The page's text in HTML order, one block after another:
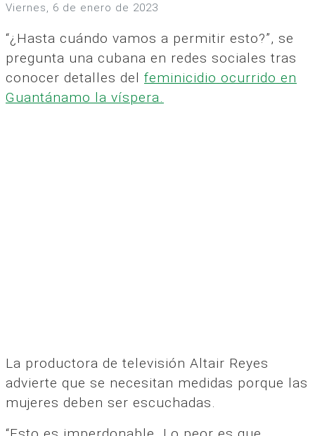
viernes, 6 de enero de 2023
“¿Hasta cuándo vamos a permitir esto?”, se
pregunta una cubana en redes sociales tras
conocer detalles del feminicidio ocurrido en
Guantánamo la víspera.
La productora de televisión Altair Reyes
advierte que se necesitan medidas porque las
mujeres deben ser escuchadas.